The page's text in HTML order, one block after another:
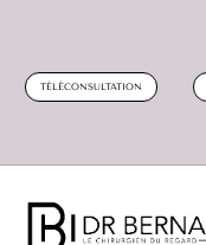
TÉLÉCONSULTATION